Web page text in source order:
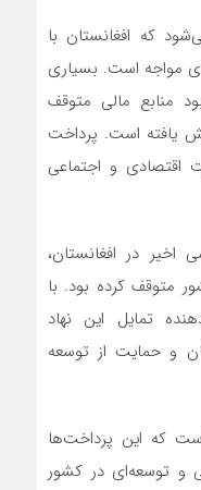
که افغانستان با
مواجه است. بسیاری
منابع مالی متوقف
یافته است. پرداخت
اقتصادی و اجتماعی
در افغانستان،
متوقف کرده بود. با
تمایل این نهاد
و حمایت از توسعه
است که این پرداخت‌ها
و توسعه‌ای در کشور